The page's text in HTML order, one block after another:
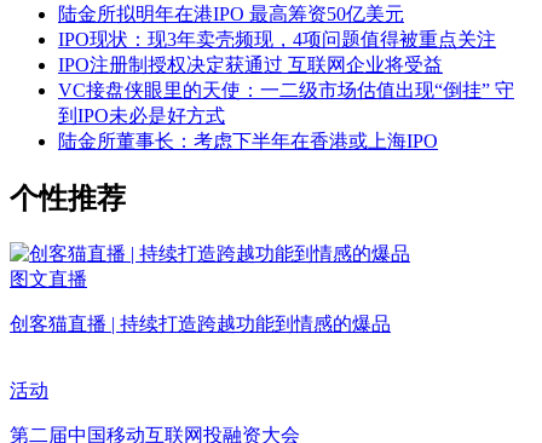
陆金所拟明年在港IPO 最高筹资50亿美元
IPO现状：现3年卖壳频现，4项问题值得被重点关注
IPO注册制授权决定获通过 互联网企业将受益
VC接盘侠眼里的天使：一二级市场估值出现“倒挂” 守
到IPO未必是好方式
陆金所董事长：考虑下半年在香港或上海IPO
个性推荐
图文直播
创客猫直播 | 持续打造跨越功能到情感的爆品
活动
第二届中国移动互联网投融资大会